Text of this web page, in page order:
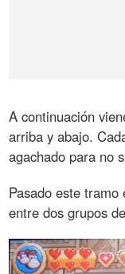
A continuación
arriba y abajo.
agachado para no
Pasado este
entre dos grupos